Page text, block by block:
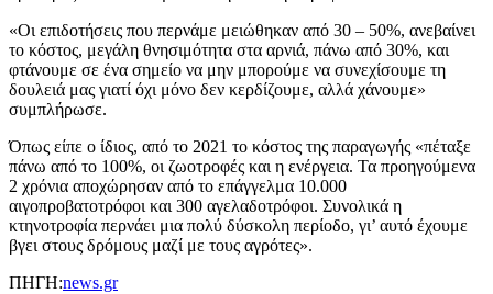
«Οι επιδοτήσεις που περνάμε μειώθηκαν από 30 – 50%, ανεβαίνει
το κόστος, μεγάλη θνησιμότητα στα αρνιά, πάνω από 30%, και
φτάνουμε σε ένα σημείο να μην μπορούμε να συνεχίσουμε τη
δουλειά μας γιατί όχι μόνο δεν κερδίζουμε, αλλά χάνουμε»
συμπλήρωσε.
Όπως είπε ο ίδιος, από το 2021 το κόστος της παραγωγής «πέταξε
πάνω από το 100%, οι ζωοτροφές και η ενέργεια. Τα προηγούμενα
2 χρόνια αποχώρησαν από το επάγγελμα 10.000
αιγοπροβατοτρόφοι και 300 αγελαδοτρόφοι. Συνολικά η
κτηνοτροφία περνάει μια πολύ δύσκολη περίοδο, γι’ αυτό έχουμε
βγει στους δρόμους μαζί με τους αγρότες».
ΠΗΓΗ:news.gr